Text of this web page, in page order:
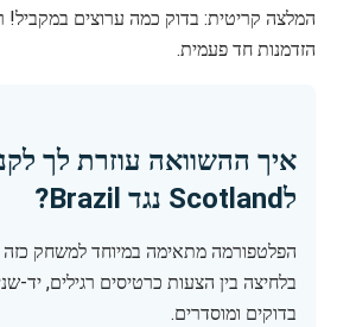
המלצה קריטית: בדוק כמה ערוצים
הזדמנות חד פעמית.
איך ההשוואה עוזרת לך
לScotland נגד Brazil?
הפלטפורמה מתאימה במיוחד למשחק
בלחיצה בין הצעות כרטיסים רגילים, יד-
בדוקים ומוסדרים.